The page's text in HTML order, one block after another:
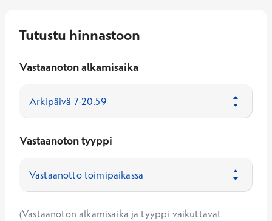
Tutustu hinnastoon
Vastaanoton alkamisaika
Vastaanoton tyyppi
(Vastaanoton alkamisaika ja tyyppi vaikuttavat